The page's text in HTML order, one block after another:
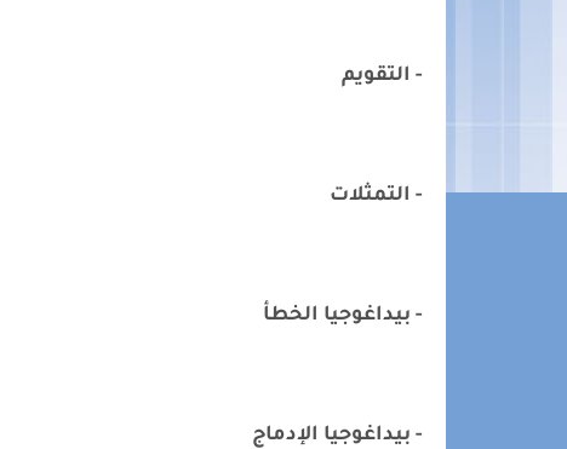
- التقويم
- التمثلات
- بيداغوجيا الخطأ
- بيداغوجيا الإدماج